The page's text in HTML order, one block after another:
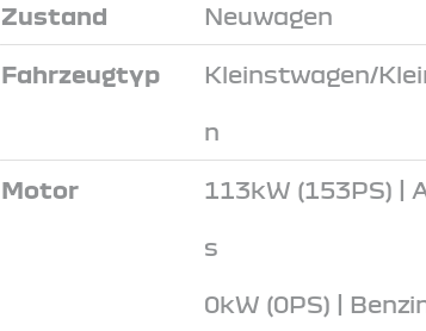
Zustand Neuwagen
Fahrzeugtyp Kleinstwagen/
n
Motor 113kW (153PS) |
s
0kW (0PS) |